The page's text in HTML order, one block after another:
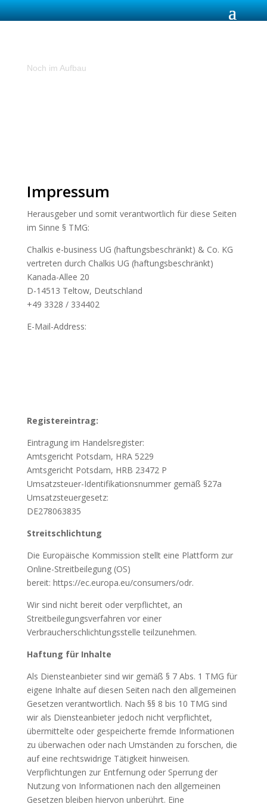
Noch im Aufbau
Impressum
Herausgeber und somit verantwortlich für diese Seiten
im Sinne § TMG:
Chalkis e-business UG (haftungsbeschränkt) & Co. KG
vertreten durch Chalkis UG (haftungsbeschränkt)
Kanada-Allee 20
D-14513 Teltow, Deutschland
+49 3328 / 334402
E-Mail-Address:
Registereintrag:
Eintragung im Handelsregister:
Amtsgericht Potsdam, HRA 5229
Amtsgericht Potsdam, HRB 23472 P
Umsatzsteuer-Identifikationsnummer gemäß §27a
Umsatzsteuergesetz:
DE278063835
Streitschlichtung
Die Europäische Kommission stellt eine Plattform zur
Online-Streitbeilegung (OS)
bereit: https://ec.europa.eu/consumers/odr.
Wir sind nicht bereit oder verpflichtet, an
Streitbeilegungsverfahren vor einer
Verbraucherschlichtungsstelle teilzunehmen.
Haftung für Inhalte
Als Diensteanbieter sind wir gemäß § 7 Abs. 1 TMG für
eigene Inhalte auf diesen Seiten nach den allgemeinen
Gesetzen verantwortlich. Nach §§ 8 bis 10 TMG sind
wir als Diensteanbieter jedoch nicht verpflichtet,
übermittelte oder gespeicherte fremde Informationen
zu überwachen oder nach Umständen zu forschen, die
auf eine rechtswidrige Tätigkeit hinweisen.
Verpflichtungen zur Entfernung oder Sperrung der
Nutzung von Informationen nach den allgemeinen
Gesetzen bleiben hiervon unberührt. Eine